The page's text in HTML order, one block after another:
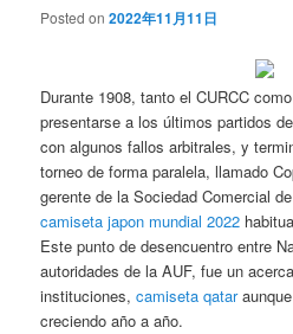
Posted on2022年11月11日
Durante 1908, tanto el CURCC
presentarse a los últimos partidos
con algunos fallos arbitrales, y
torneo de forma paralela, llamado
gerente de la Sociedad Comercial
camiseta japon mundial 2022
Este punto de desencuentro entre
autoridades de la AUF, fue un
instituciones,camiseta qatar
creciendo año a año.